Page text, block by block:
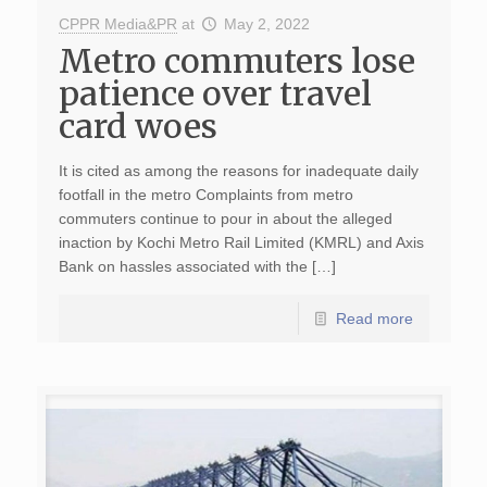
CPPR Media&PR at May 2, 2022
Metro commuters lose
patience over travel
card woes
It is cited as among the reasons for inadequate daily
footfall in the metro Complaints from metro
commuters continue to pour in about the alleged
inaction by Kochi Metro Rail Limited (KMRL) and Axis
Bank on hassles associated with the […]
Read more